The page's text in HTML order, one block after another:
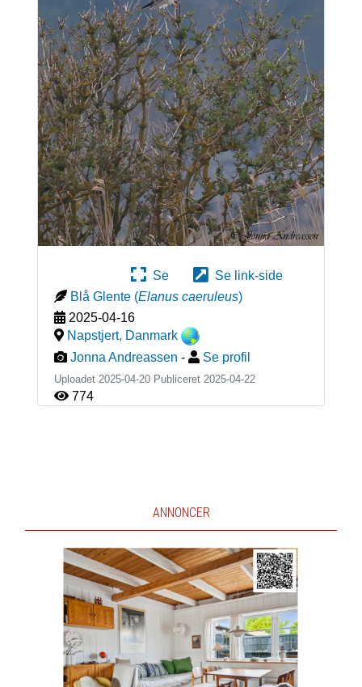
Se
Se link-side
Blå Glente (Elanus caeruleus)
2025-04-16
Napstjert, Danmark
Jonna Andreassen - Se profil
Uploadet 2025-04-20 Publiceret 2025-04-22
774
ANNONCER